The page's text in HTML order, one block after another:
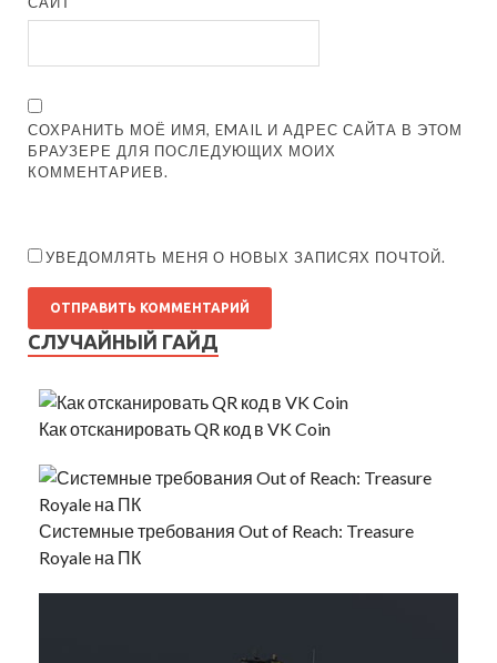
СОХРАНИТЬ МОЁ ИМЯ, EMAIL И АДРЕС САЙТА В ЭТОМ
БРАУЗЕРЕ ДЛЯ ПОСЛЕДУЮЩИХ МОИХ
КОММЕНТАРИЕВ.
УВЕДОМЛЯТЬ МЕНЯ О НОВЫХ ЗАПИСЯХ ПОЧТОЙ.
СЛУЧАЙНЫЙ ГАЙД
Как отсканировать QR код в VK Coin
Системные требования Out of Reach: Treasure
Royale на ПК